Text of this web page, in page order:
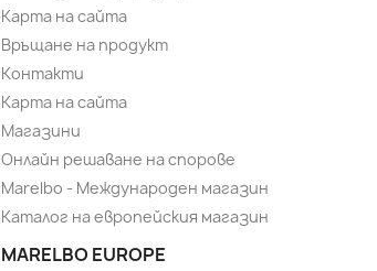
Карта на сайта
Връщане на продукт
Контакти
Карта на сайта
Магазини
Онлайн решаване на спорове
Marelbo - Международен магазин
Каталог на европейския магазин
MARELBO EUROPE